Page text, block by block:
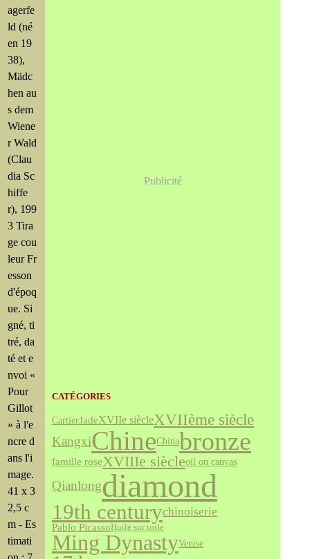
agerfe
ld (né
en 19
38),
Mädc
hen au
s dem
Wiene
r Wald
(Clau
dia Sc
hiffe
r), 199
3 Tira
ge cou
leur Fr
esson
d'époq
ue. Si
gné, ti
tré, da
té et e
nvoi «
Pour
Gillot
» à l'e
ncre d
ans l'i
mage.
41 x 3
2,5 c
m - Es
timati
Publicité
CATÉGORIES
CartierJadeXVIIe siècleXVIIème siècle
KangxiChineChinabronze
famille roseXVIIIe siècleoil on canvas
Qianlongdiamond
19th centurychinoiserie
Pablo PicassoHuile sur toile
Ming DynastyVenise